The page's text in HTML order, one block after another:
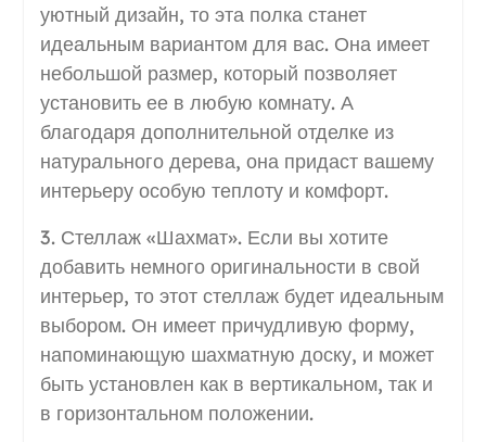
уютный дизайн, то эта полка станет
идеальным вариантом для вас. Она имеет
небольшой размер, который позволяет
установить ее в любую комнату. А
благодаря дополнительной отделке из
натурального дерева, она придаст вашему
интерьеру особую теплоту и комфорт.
3. Стеллаж «Шахмат». Если вы хотите
добавить немного оригинальности в свой
интерьер, то этот стеллаж будет идеальным
выбором. Он имеет причудливую форму,
напоминающую шахматную доску, и может
быть установлен как в вертикальном, так и
в горизонтальном положении.